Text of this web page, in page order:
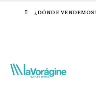
¿DÓNDE